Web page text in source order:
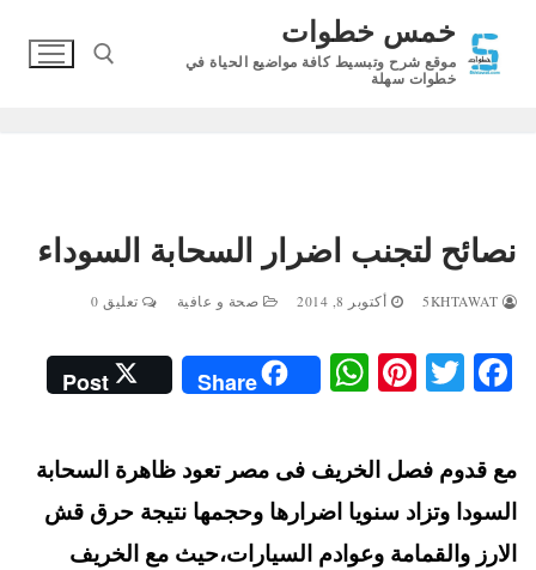
المحتوى
خمس خطوات
موقع شرح وتبسيط كافة مواضيع الحياة في
خطوات سهلة
نصائح لتجنب اضرار السحابة السوداء
أكتوبر 8, 2014 صحة و عافية تعليق 0
Fa
ok
T
tte
r
Pi
er
es
t
W
ha
A
pp
Share
Post
مع قدوم فصل الخريف فى مصر تعود ظاهرة السحابة
السودا وتزاد سنويا اضرارها وحجمها نتيجة حرق قش
الارز والقمامة وعوادم السيارات،حيث مع الخريف